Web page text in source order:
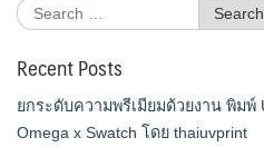
Search
for:
Recent Posts
ยกระดับความพรีเมียมด้วยงาน พิมพ์
Omega x Swatch โดย thaiuvprint